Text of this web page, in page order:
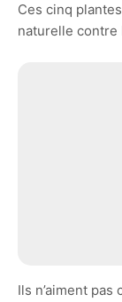
Ces cinq
naturelle contre
Ils n’aiment